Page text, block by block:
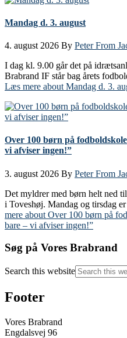
Mandag d. 3. august
4. august 2026 By Peter From
I dag kl. 9.00 går det på
Brabrand IF står bag årets
Læs mere about Mandag d. 3.
Over 100 børn på
vi afviser ingen!”
3. august 2026 By Peter From
Det myldrer med børn helt ned
i Toveshøj. Mandag og tirsdag
mere about Over 100 børn på
bare – vi afviser ingen!”
Søg på Vores Brabrand
Search this website
Footer
Vores Brabrand
Engdalsvej 96